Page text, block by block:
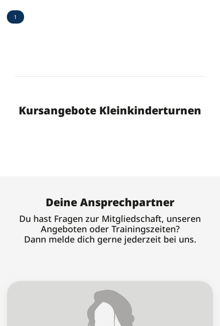
1
Kursangebote Kleinkinderturnen
Deine Ansprechpartner
Du hast Fragen zur Mitgliedschaft, unseren
Angeboten oder Trainingszeiten?
Dann melde dich gerne jederzeit bei uns.